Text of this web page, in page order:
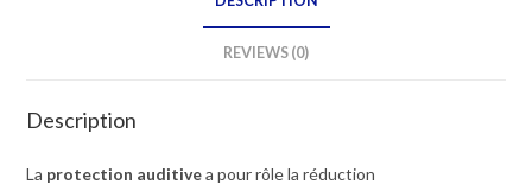
REVIEWS (0)
Description
La protection auditivea pour rôle la réduction